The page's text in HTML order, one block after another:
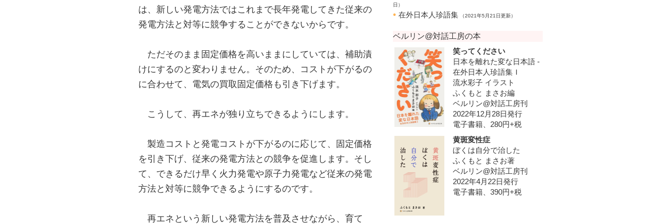
は、新しい発電方法ではこれまで長年発電してきた従来の
発電方法と対等に競争することができないからです。
ただそのまま固定価格を高いままにしていては、補助漬
けにするのと変わりません。そのため、コストが下がるの
に合わせて、電気の買取固定価格も引き下げます。
こうして、再エネが独り立ちできるようにします。
製造コストと発電コストが下がるのに応じて、固定価格
を引き下げ、従来の発電方法との競争を促進します。そし
て、できるだけ早く火力発電や原子力発電など従来の発電
方法と対等に競争できるようにするのです。
再エネという新しい発電方法を普及させながら、育て